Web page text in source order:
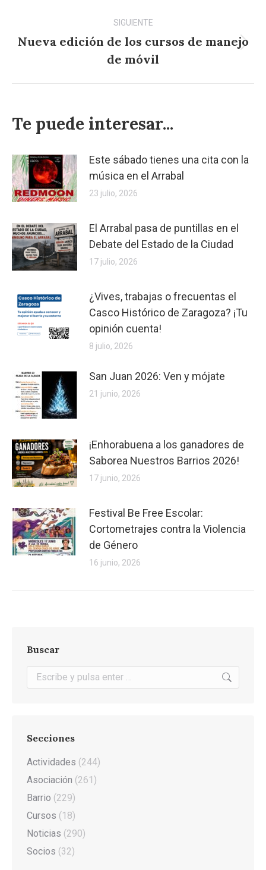
SIGUIENTE
Publicación
siguiente:
Nueva edición de los cursos de manejo
de móvil
Te puede interesar...
Este sábado tienes una cita con la
música en el Arrabal
23 julio, 2026
El Arrabal pasa de puntillas en el
Debate del Estado de la Ciudad
17 julio, 2026
¿Vives, trabajas o frecuentas el
Casco Histórico de Zaragoza? ¡Tu
opinión cuenta!
8 julio, 2026
San Juan 2026: Ven y mójate
21 junio, 2026
¡Enhorabuena a los ganadores de
Saborea Nuestros Barrios 2026!
17 junio, 2026
Festival Be Free Escolar:
Cortometrajes contra la Violencia
de Género
16 junio, 2026
Buscar
Buscar:
Secciones
Actividades (244)
Asociación (261)
Barrio (229)
Cursos (18)
Noticias (290)
Socios (32)